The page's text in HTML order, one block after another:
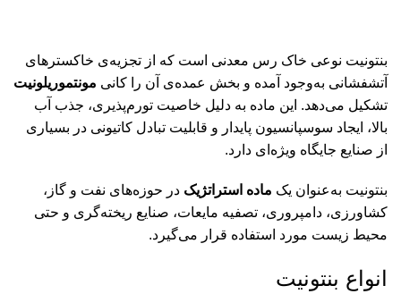
بنتونیت نوعی خاک رس معدنی است که از تجزیه‌ی خاکسترهای
آتشفشانی به‌وجود آمده و بخش عمده‌ی آن را کانی مونتموریلونیت
تشکیل می‌دهد. این ماده به دلیل خاصیت تورم‌پذیری، جذب آب
بالا، ایجاد سوسپانسیون پایدار و قابلیت تبادل کاتیونی در بسیاری
از صنایع جایگاه ویژه‌ای دارد.
بنتونیت به‌عنوان یک ماده استراتژیک در حوزه‌های نفت و گاز،
کشاورزی، دامپروری، تصفیه مایعات، صنایع ریخته‌گری و حتی
محیط زیست مورد استفاده قرار می‌گیرد.
انواع بنتونیت